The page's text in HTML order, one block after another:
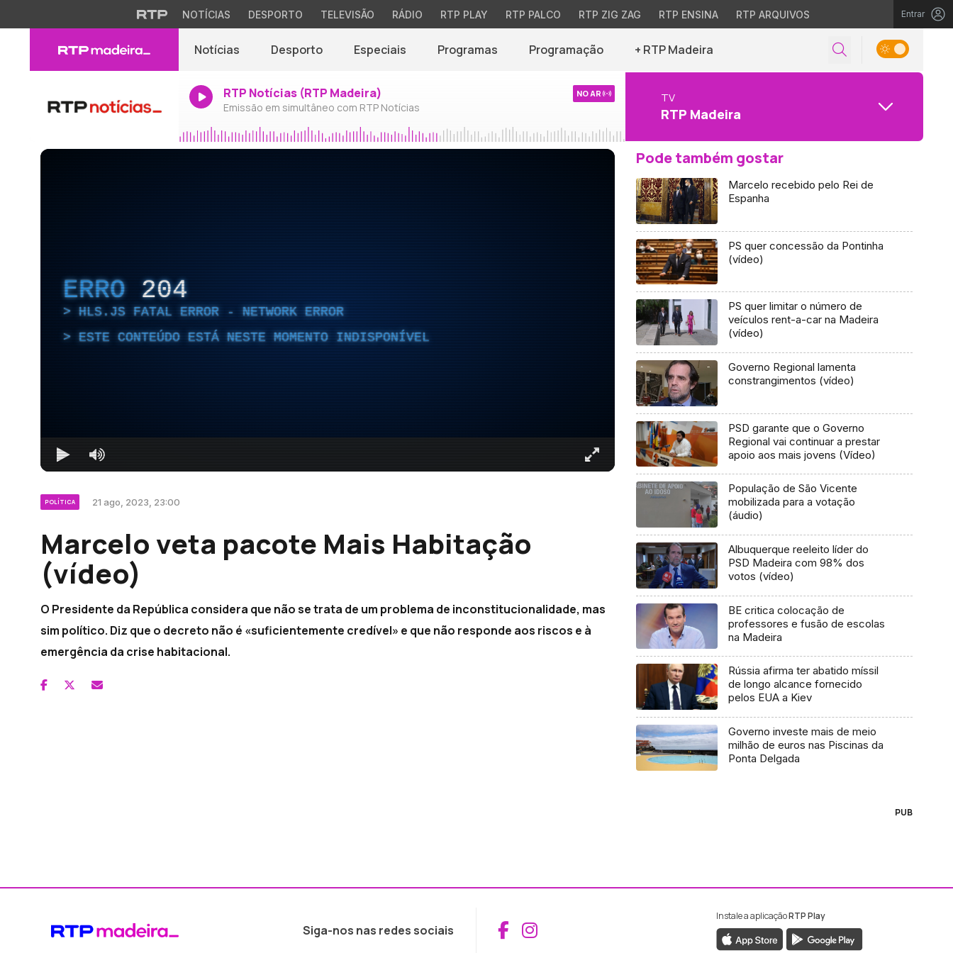
NOTÍCIAS DESPORTO TELEVISÃO RÁDIO RTP PLAY RTP PALCO RTP ZIG ZAG RTP ENSINA RTP ARQUIVOS Entrar
Notícias Desporto Especiais Programas Programação + RTP Madeira
RTP Notícias (RTP Madeira)
Emissão em simultâneo com RTP Notícias
NO AR TV
RTP Madeira
ERRO 204
HLS.JS FATAL ERROR - NETWORK ERROR
ESTE CONTEÚDO ESTÁ NESTE MOMENTO INDISPONÍVEL
POLÍTICA 21 ago, 2023, 23:00
Marcelo veta pacote Mais Habitação
(vídeo)
O Presidente da República considera que não se trata de um problema de inconstitucionalidade, mas
sim político. Diz que o decreto não é «suficientemente credível» e que não responde aos riscos e à
emergência da crise habitacional.
Pode também gostar
Marcelo recebido pelo Rei de
Espanha
PS quer concessão da Pontinha
(vídeo)
PS quer limitar o número de
veículos rent-a-car na Madeira
(vídeo)
Governo Regional lamenta
constrangimentos (vídeo)
PSD garante que o Governo
Regional vai continuar a prestar
apoio aos mais jovens (Vídeo)
População de São Vicente
mobilizada para a votação
(áudio)
Albuquerque reeleito líder do
PSD Madeira com 98% dos
votos (vídeo)
BE critica colocação de
professores e fusão de escolas
na Madeira
Rússia afirma ter abatido míssil
de longo alcance fornecido
pelos EUA a Kiev
Governo investe mais de meio
milhão de euros nas Piscinas da
Ponta Delgada
PUB
Siga-nos nas redes sociais Aceder ao Facebook da RTP Madeira
Aceder ao Instagram da RTP Madeira
Instale a aplicaçãoRTP Play